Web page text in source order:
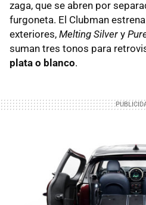
zaga, que se abren por
furgoneta. El Clubman
exteriores, Melting Silver y
suman tres tonos para
plata o blanco.